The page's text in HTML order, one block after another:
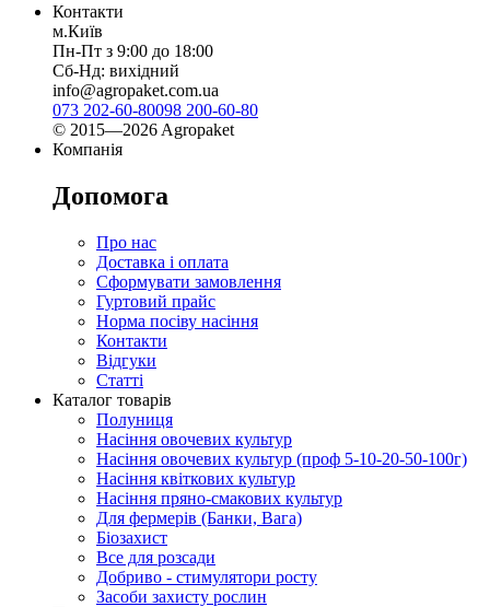
Контакти
м.Київ
Пн-Пт з 9:00 до 18:00
Сб-Нд: вихідний
info@agropaket.com.ua
073 202-60-80098 200-60-80
© 2015—2026 Agropaket
Компанія
Допомога
Про нас
Доставка і оплата
Сформувати замовлення
Гуртовий прайс
Норма посіву насіння
Контакти
Відгуки
Статті
Каталог товарів
Полуниця
Насіння овочевих культур
Насіння овочевих культур (проф 5-10-20-50-100г)
Насіння квіткових культур
Насіння пряно-смакових культур
Для фермерів (Банки, Вага)
Біозахист
Все для розсади
Добриво - стимулятори росту
Засоби захисту рослин